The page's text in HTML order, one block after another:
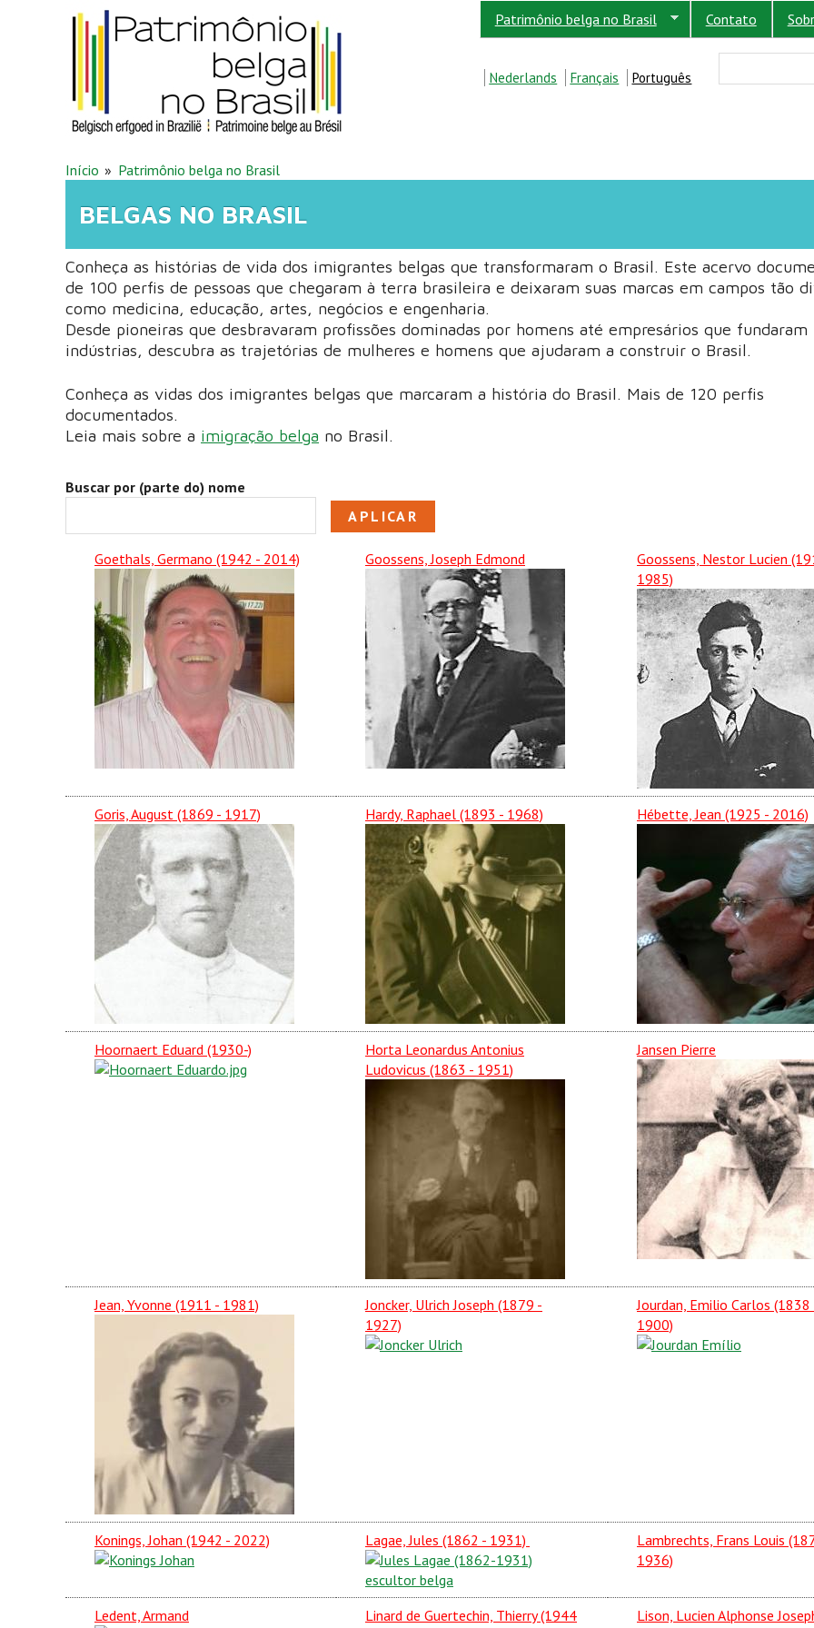
Pular para o conteúdo principal Patrimônio belga no Brasil Contato
Nederlands Français Português
VOCÊ ESTÁ AQUI
Início Patrimônio belga no Brasil
BELGAS NO BRASIL
Conheça as histórias de vida dos imigrantes belgas que transformaram o Brasil. Este acervo
de 100 perfis de pessoas que chegaram à terra brasileira e deixaram suas marcas em campos tão
como medicina, educação, artes, negócios e engenharia.
Desde pioneiras que desbravaram profissões dominadas por homens até empresários que fundaram
indústrias, descubra as trajetórias de mulheres e homens que ajudaram a construir o Brasil.
Conheça as vidas dos imigrantes belgas que marcaram a história do Brasil. Mais de 120 perfis
documentados.
Leia mais sobre a imigração belga no Brasil.
Buscar por (parte do) nome
Goethals, Germano (1942 - 2014) Goossens, Joseph Edmond
Goossens, Nestor Lucien
1985)
Goris, August (1869 - 1917) Hardy, Raphael (1893 - 1968) Hébette, Jean (1925 - 2016)
Hoornaert Eduard (1930-)
Horta Leonardus Antonius
Ludovicus (1863 - 1951)
Jansen Pierre
Jean, Yvonne (1911 - 1981)
Joncker, Ulrich Joseph (1879 -
1927)
Jourdan, Emilio Carlos (1838
1900)
Konings, Johan (1942 - 2022) Lagae, Jules (1862 - 1931)
Lambrechts, Frans Louis
1936)
Ledent, Armand
Linard de Guertechin, Thierry (1944
Lison, Lucien Alphonse